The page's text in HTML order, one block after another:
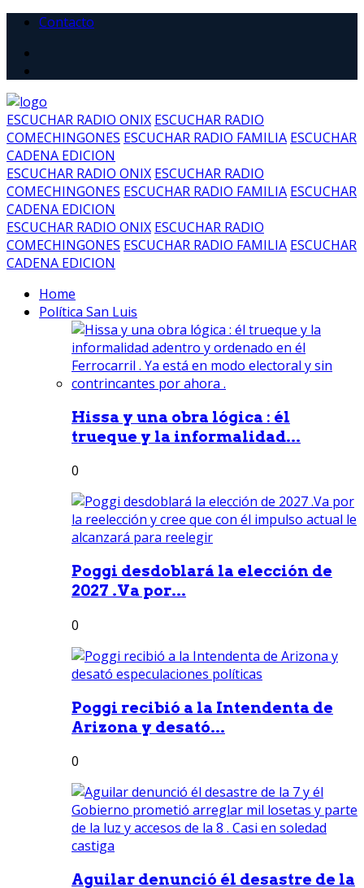
Contacto
ESCUCHAR RADIO ONIX ESCUCHAR RADIO
COMECHINGONES ESCUCHAR RADIO FAMILIA ESCUCHAR
CADENA EDICION
ESCUCHAR RADIO ONIX ESCUCHAR RADIO
COMECHINGONES ESCUCHAR RADIO FAMILIA ESCUCHAR
CADENA EDICION
ESCUCHAR RADIO ONIX ESCUCHAR RADIO
COMECHINGONES ESCUCHAR RADIO FAMILIA ESCUCHAR
CADENA EDICION
Home
Política San Luis
Hissa y una obra lógica : él
trueque y la informalidad...
0
Poggi desdoblará la elección de
2027 .Va por...
0
Poggi recibió a la Intendenta de
Arizona y desató...
0
Aguilar denunció él desastre de la